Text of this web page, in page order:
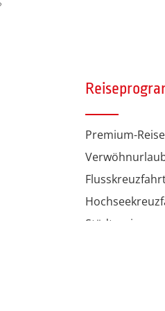
Premium-
Städtereisen